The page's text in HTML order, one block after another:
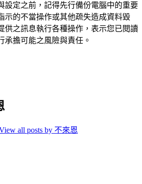
設定之前，記得先行備份電腦中的重要
示的不當操作或其他疏失造成資料毀
供之訊息執行各種操作，表示您已閱讀
承擔可能之風險與責任。
all posts by 不來恩